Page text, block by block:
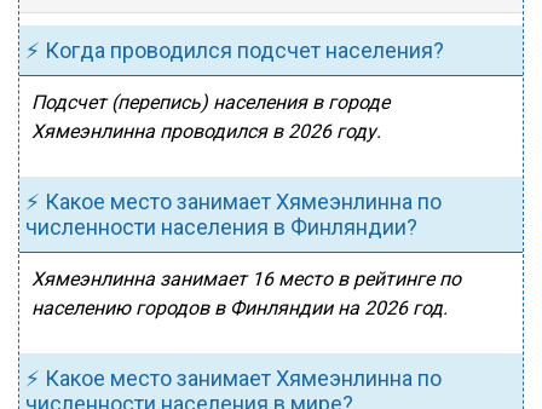
⚡ Когда проводился подсчет населения?
Подсчет (перепись) населения в городе
Хямеэнлинна проводился в 2026 году.
⚡ Какое место занимает Хямеэнлинна по
численности населения в Финляндии?
Хямеэнлинна занимает 16 место в рейтинге по
населению городов в Финляндии на 2026 год.
⚡ Какое место занимает Хямеэнлинна по
численности населения в мире?